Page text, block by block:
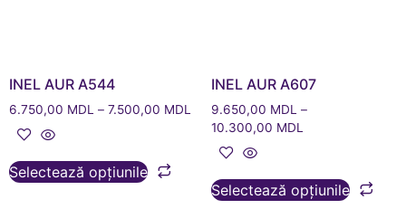
INEL AUR A544
6.750,00 MDL – 7.500,00 MDL
Selectează opțiunile
INEL AUR A607
9.650,00 MDL –
10.300,00 MDL
Selectează opțiunile